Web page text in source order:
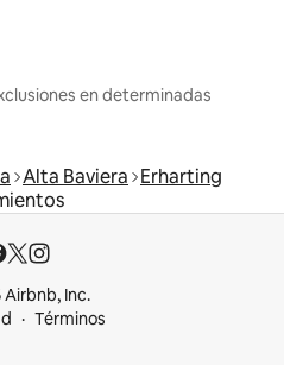
en determinadas
Alta Baviera Erharting
Inc.
Términos